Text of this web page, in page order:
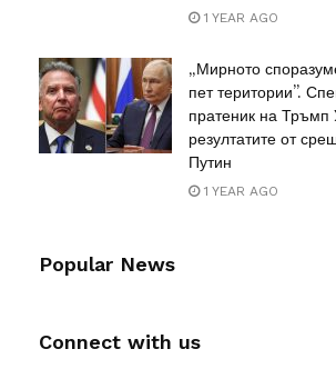
1 YEAR AGO
„Мирното
пет територии”.
пратеник на Тръмп
резултатите от
Путин
1 YEAR AGO
Popular News
Connect with us